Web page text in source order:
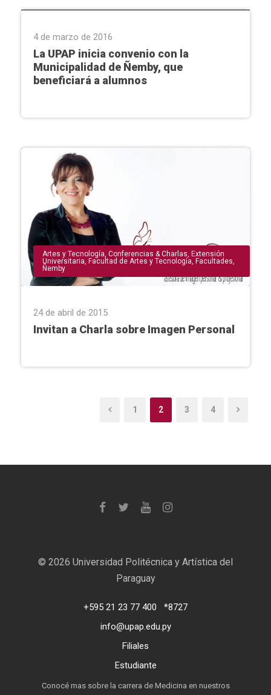
4 de marzo de 2016
La UPAP inicia convenio con la
Municipalidad de Ñemby, que
beneficiará a alumnos
Artes y Tecnología, Conferencias & Charlas, Extensión
Universitaria, Facultad de Artes y Tecnología, Facultades,
Ñemby
24 de abril de 2015
Invitan a Charla sobre Imagen Personal
1 2 3 4
© 2026 Universidad Politécnica y Artística del
Paraguay
+595 21 23 77 400
*8727
info@upap.edu.py
Filiales
Estudiante
Conocé mas sobre la carrera de Medicina en nuestros